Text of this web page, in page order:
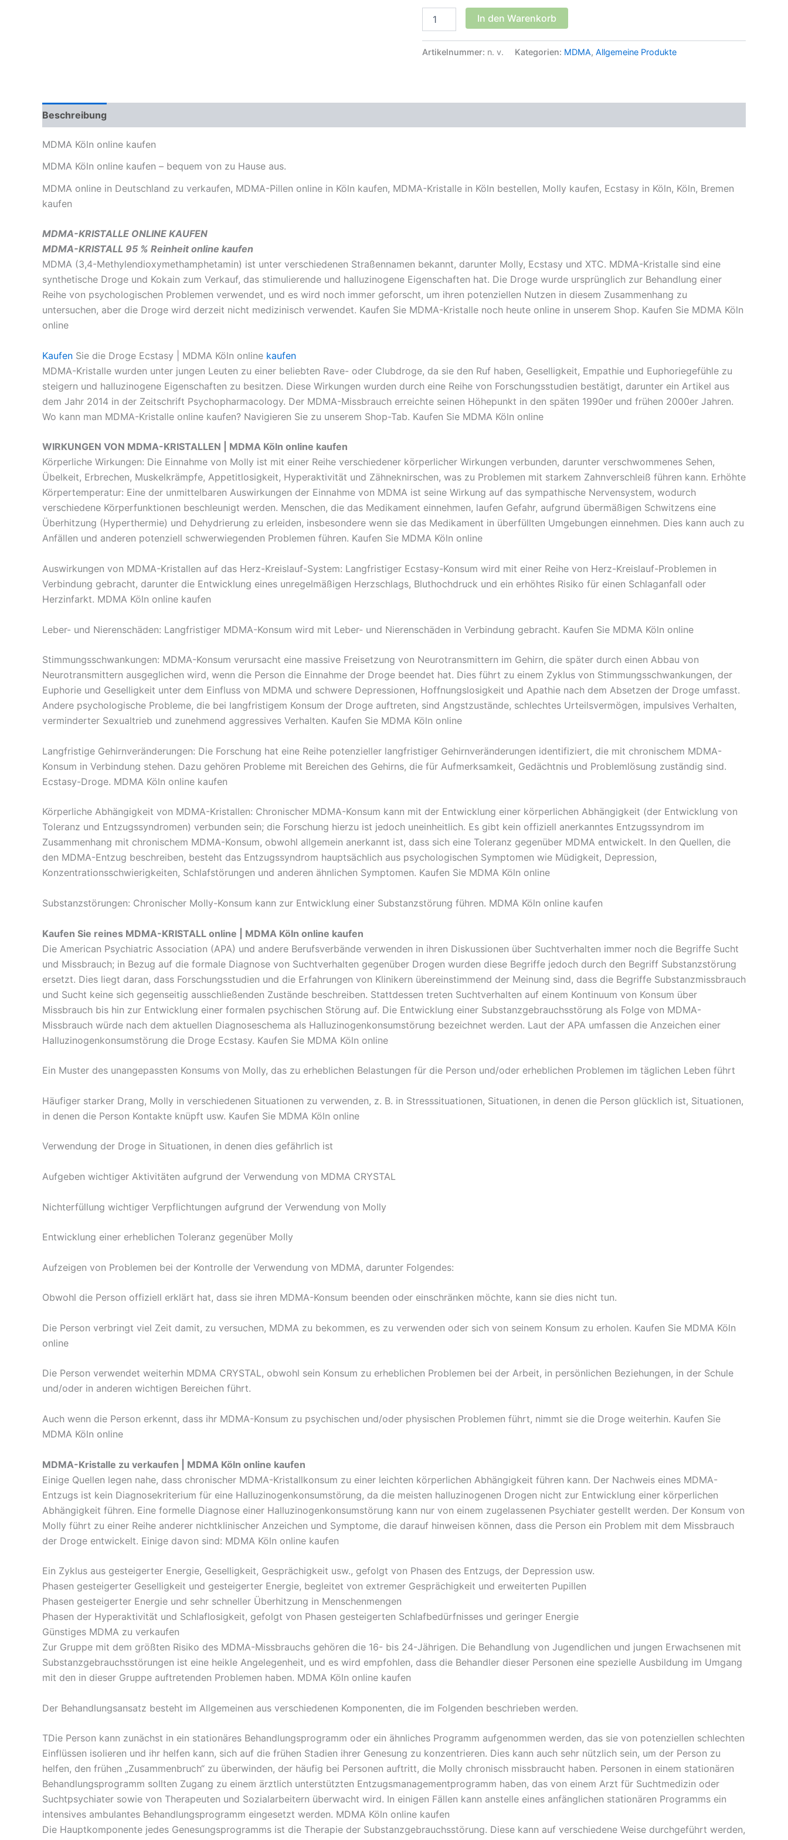
Menge
In den Warenkorb
Artikelnummer: n. v. Kategorien: MDMA, Allgemeine Produkte
Beschreibung
MDMA Köln online kaufen
MDMA Köln online kaufen – bequem von zu Hause aus.
MDMA online in Deutschland zu verkaufen, MDMA-Pillen online in Köln kaufen, MDMA-Kristalle in Köln bestellen, Molly kaufen, Ecstasy in Köln, Köln, Bremen
kaufen
MDMA-KRISTALLE ONLINE KAUFEN
MDMA-KRISTALL 95 % Reinheit online kaufen
MDMA (3,4-Methylendioxymethamphetamin) ist unter verschiedenen Straßennamen bekannt, darunter Molly, Ecstasy und XTC. MDMA-Kristalle sind eine
synthetische Droge und Kokain zum Verkauf, das stimulierende und halluzinogene Eigenschaften hat. Die Droge wurde ursprünglich zur Behandlung einer
Reihe von psychologischen Problemen verwendet, und es wird noch immer geforscht, um ihren potenziellen Nutzen in diesem Zusammenhang zu
untersuchen, aber die Droge wird derzeit nicht medizinisch verwendet. Kaufen Sie MDMA-Kristalle noch heute online in unserem Shop. Kaufen Sie MDMA Köln
online
Kaufen Sie die Droge Ecstasy | MDMA Köln online kaufen
MDMA-Kristalle wurden unter jungen Leuten zu einer beliebten Rave- oder Clubdroge, da sie den Ruf haben, Geselligkeit, Empathie und Euphoriegefühle zu
steigern und halluzinogene Eigenschaften zu besitzen. Diese Wirkungen wurden durch eine Reihe von Forschungsstudien bestätigt, darunter ein Artikel aus
dem Jahr 2014 in der Zeitschrift Psychopharmacology. Der MDMA-Missbrauch erreichte seinen Höhepunkt in den späten 1990er und frühen 2000er Jahren.
Wo kann man MDMA-Kristalle online kaufen? Navigieren Sie zu unserem Shop-Tab. Kaufen Sie MDMA Köln online
WIRKUNGEN VON MDMA-KRISTALLEN | MDMA Köln online kaufen
Körperliche Wirkungen: Die Einnahme von Molly ist mit einer Reihe verschiedener körperlicher Wirkungen verbunden, darunter verschwommenes Sehen,
Übelkeit, Erbrechen, Muskelkrämpfe, Appetitlosigkeit, Hyperaktivität und Zähneknirschen, was zu Problemen mit starkem Zahnverschleiß führen kann. Erhöhte
Körpertemperatur: Eine der unmittelbaren Auswirkungen der Einnahme von MDMA ist seine Wirkung auf das sympathische Nervensystem, wodurch
verschiedene Körperfunktionen beschleunigt werden. Menschen, die das Medikament einnehmen, laufen Gefahr, aufgrund übermäßigen Schwitzens eine
Überhitzung (Hyperthermie) und Dehydrierung zu erleiden, insbesondere wenn sie das Medikament in überfüllten Umgebungen einnehmen. Dies kann auch zu
Anfällen und anderen potenziell schwerwiegenden Problemen führen. Kaufen Sie MDMA Köln online
Auswirkungen von MDMA-Kristallen auf das Herz-Kreislauf-System: Langfristiger Ecstasy-Konsum wird mit einer Reihe von Herz-Kreislauf-Problemen in
Verbindung gebracht, darunter die Entwicklung eines unregelmäßigen Herzschlags, Bluthochdruck und ein erhöhtes Risiko für einen Schlaganfall oder
Herzinfarkt. MDMA Köln online kaufen
Leber- und Nierenschäden: Langfristiger MDMA-Konsum wird mit Leber- und Nierenschäden in Verbindung gebracht. Kaufen Sie MDMA Köln online
Stimmungsschwankungen: MDMA-Konsum verursacht eine massive Freisetzung von Neurotransmittern im Gehirn, die später durch einen Abbau von
Neurotransmittern ausgeglichen wird, wenn die Person die Einnahme der Droge beendet hat. Dies führt zu einem Zyklus von Stimmungsschwankungen, der
Euphorie und Geselligkeit unter dem Einfluss von MDMA und schwere Depressionen, Hoffnungslosigkeit und Apathie nach dem Absetzen der Droge umfasst.
Andere psychologische Probleme, die bei langfristigem Konsum der Droge auftreten, sind Angstzustände, schlechtes Urteilsvermögen, impulsives Verhalten,
verminderter Sexualtrieb und zunehmend aggressives Verhalten. Kaufen Sie MDMA Köln online
Langfristige Gehirnveränderungen: Die Forschung hat eine Reihe potenzieller langfristiger Gehirnveränderungen identifiziert, die mit chronischem MDMA-
Konsum in Verbindung stehen. Dazu gehören Probleme mit Bereichen des Gehirns, die für Aufmerksamkeit, Gedächtnis und Problemlösung zuständig sind.
Ecstasy-Droge. MDMA Köln online kaufen
Körperliche Abhängigkeit von MDMA-Kristallen: Chronischer MDMA-Konsum kann mit der Entwicklung einer körperlichen Abhängigkeit (der Entwicklung von
Toleranz und Entzugssyndromen) verbunden sein; die Forschung hierzu ist jedoch uneinheitlich. Es gibt kein offiziell anerkanntes Entzugssyndrom im
Zusammenhang mit chronischem MDMA-Konsum, obwohl allgemein anerkannt ist, dass sich eine Toleranz gegenüber MDMA entwickelt. In den Quellen, die
den MDMA-Entzug beschreiben, besteht das Entzugssyndrom hauptsächlich aus psychologischen Symptomen wie Müdigkeit, Depression,
Konzentrationsschwierigkeiten, Schlafstörungen und anderen ähnlichen Symptomen. Kaufen Sie MDMA Köln online
Substanzstörungen: Chronischer Molly-Konsum kann zur Entwicklung einer Substanzstörung führen. MDMA Köln online kaufen
Kaufen Sie reines MDMA-KRISTALL online | MDMA Köln online kaufen
Die American Psychiatric Association (APA) und andere Berufsverbände verwenden in ihren Diskussionen über Suchtverhalten immer noch die Begriffe Sucht
und Missbrauch; in Bezug auf die formale Diagnose von Suchtverhalten gegenüber Drogen wurden diese Begriffe jedoch durch den Begriff Substanzstörung
ersetzt. Dies liegt daran, dass Forschungsstudien und die Erfahrungen von Klinikern übereinstimmend der Meinung sind, dass die Begriffe Substanzmissbrauch
und Sucht keine sich gegenseitig ausschließenden Zustände beschreiben. Stattdessen treten Suchtverhalten auf einem Kontinuum von Konsum über
Missbrauch bis hin zur Entwicklung einer formalen psychischen Störung auf. Die Entwicklung einer Substanzgebrauchsstörung als Folge von MDMA-
Missbrauch würde nach dem aktuellen Diagnoseschema als Halluzinogenkonsumstörung bezeichnet werden. Laut der APA umfassen die Anzeichen einer
Halluzinogenkonsumstörung die Droge Ecstasy. Kaufen Sie MDMA Köln online
Ein Muster des unangepassten Konsums von Molly, das zu erheblichen Belastungen für die Person und/oder erheblichen Problemen im täglichen Leben führt
Häufiger starker Drang, Molly in verschiedenen Situationen zu verwenden, z. B. in Stresssituationen, Situationen, in denen die Person glücklich ist, Situationen,
in denen die Person Kontakte knüpft usw. Kaufen Sie MDMA Köln online
Verwendung der Droge in Situationen, in denen dies gefährlich ist
Aufgeben wichtiger Aktivitäten aufgrund der Verwendung von MDMA CRYSTAL
Nichterfüllung wichtiger Verpflichtungen aufgrund der Verwendung von Molly
Entwicklung einer erheblichen Toleranz gegenüber Molly
Aufzeigen von Problemen bei der Kontrolle der Verwendung von MDMA, darunter Folgendes:
Obwohl die Person offiziell erklärt hat, dass sie ihren MDMA-Konsum beenden oder einschränken möchte, kann sie dies nicht tun.
Die Person verbringt viel Zeit damit, zu versuchen, MDMA zu bekommen, es zu verwenden oder sich von seinem Konsum zu erholen. Kaufen Sie MDMA Köln
online
Die Person verwendet weiterhin MDMA CRYSTAL, obwohl sein Konsum zu erheblichen Problemen bei der Arbeit, in persönlichen Beziehungen, in der Schule
und/oder in anderen wichtigen Bereichen führt.
Auch wenn die Person erkennt, dass ihr MDMA-Konsum zu psychischen und/oder physischen Problemen führt, nimmt sie die Droge weiterhin. Kaufen Sie
MDMA Köln online
MDMA-Kristalle zu verkaufen | MDMA Köln online kaufen
Einige Quellen legen nahe, dass chronischer MDMA-Kristallkonsum zu einer leichten körperlichen Abhängigkeit führen kann. Der Nachweis eines MDMA-
Entzugs ist kein Diagnosekriterium für eine Halluzinogenkonsumstörung, da die meisten halluzinogenen Drogen nicht zur Entwicklung einer körperlichen
Abhängigkeit führen. Eine formelle Diagnose einer Halluzinogenkonsumstörung kann nur von einem zugelassenen Psychiater gestellt werden. Der Konsum von
Molly führt zu einer Reihe anderer nichtklinischer Anzeichen und Symptome, die darauf hinweisen können, dass die Person ein Problem mit dem Missbrauch
der Droge entwickelt. Einige davon sind: MDMA Köln online kaufen
Ein Zyklus aus gesteigerter Energie, Geselligkeit, Gesprächigkeit usw., gefolgt von Phasen des Entzugs, der Depression usw.
Phasen gesteigerter Geselligkeit und gesteigerter Energie, begleitet von extremer Gesprächigkeit und erweiterten Pupillen
Phasen gesteigerter Energie und sehr schneller Überhitzung in Menschenmengen
Phasen der Hyperaktivität und Schlaflosigkeit, gefolgt von Phasen gesteigerten Schlafbedürfnisses und geringer Energie
Günstiges MDMA zu verkaufen
Zur Gruppe mit dem größten Risiko des MDMA-Missbrauchs gehören die 16- bis 24-Jährigen. Die Behandlung von Jugendlichen und jungen Erwachsenen mit
Substanzgebrauchsstörungen ist eine heikle Angelegenheit, und es wird empfohlen, dass die Behandler dieser Personen eine spezielle Ausbildung im Umgang
mit den in dieser Gruppe auftretenden Problemen haben. MDMA Köln online kaufen
Der Behandlungsansatz besteht im Allgemeinen aus verschiedenen Komponenten, die im Folgenden beschrieben werden.
TDie Person kann zunächst in ein stationäres Behandlungsprogramm oder ein ähnliches Programm aufgenommen werden, das sie von potenziellen schlechten
Einflüssen isolieren und ihr helfen kann, sich auf die frühen Stadien ihrer Genesung zu konzentrieren. Dies kann auch sehr nützlich sein, um der Person zu
helfen, den frühen „Zusammenbruch“ zu überwinden, der häufig bei Personen auftritt, die Molly chronisch missbraucht haben. Personen in einem stationären
Behandlungsprogramm sollten Zugang zu einem ärztlich unterstützten Entzugsmanagementprogramm haben, das von einem Arzt für Suchtmedizin oder
Suchtpsychiater sowie von Therapeuten und Sozialarbeitern überwacht wird. In einigen Fällen kann anstelle eines anfänglichen stationären Programms ein
intensives ambulantes Behandlungsprogramm eingesetzt werden. MDMA Köln online kaufen
Die Hauptkomponente jedes Genesungsprogramms ist die Therapie der Substanzgebrauchsstörung. Diese kann auf verschiedene Weise durchgeführt werden,